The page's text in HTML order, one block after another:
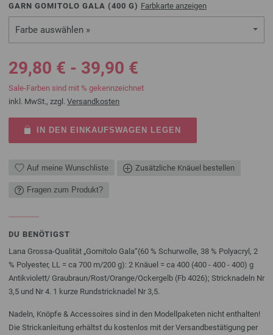
GARN GOMITOLO GALA (400 G) Farbkarte anzeigen
Farbe auswählen »
29,80 € - 39,90 €
Sale-Farben sind mit % gekennzeichnet
inkl. MwSt., zzgl. Versandkosten
IN DEN EINKAUFSWAGEN LEGEN
Auf meine Wunschliste Zusätzliche Knäuel bestellen
Fragen zum Produkt?
DU BENÖTIGST
Lana Grossa-Qualität „Gomitolo Gala“(60 % Schurwolle, 38 % Polyacryl, 2
% Polyester, LL = ca 700 m/200 g): 2 Knäuel = ca 400 (400 - 400 - 400) g
Antikviolett/ Graubraun/Rost/Orange/Ockergelb (Fb 4026); Stricknadeln Nr
3,5 und Nr 4. 1 kurze Rundstricknadel Nr 3,5.
Nadeln, Knöpfe & Accessoires sind in den Modellpaketen nicht enthalten!
Die Strickanleitung erhältst du kostenlos mit der Versandbestätigung per